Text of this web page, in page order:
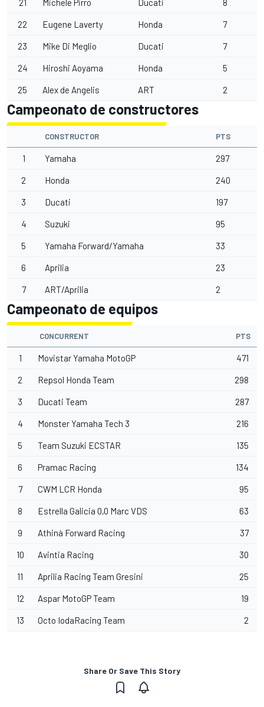
21 Michele Pirro Ducati 8
22 Eugene Laverty Honda 7
23 Mike Di Meglio Ducati 7
24 Hiroshi Aoyama Honda 5
25 Alex de Angelis ART 2
Campeonato de constructores
CONSTRUCTOR PTS
1 Yamaha 297
2 Honda 240
3 Ducati 197
4 Suzuki 95
5 Yamaha Forward/Yamaha 33
6 Aprilia 23
7 ART/Aprilia 2
Campeonato de equipos
CONCURRENT PTS
1 Movistar Yamaha MotoGP 471
2 Repsol Honda Team 298
3 Ducati Team 287
4 Monster Yamaha Tech 3 216
5 Team Suzuki ECSTAR 135
6 Pramac Racing 134
7 CWM LCR Honda 95
8 Estrella Galicia 0,0 Marc VDS 63
9 Athinà Forward Racing 37
10 Avintia Racing 30
11 Aprilia Racing Team Gresini 25
12 Aspar MotoGP Team 19
13 Octo IodaRacing Team 2
Share Or Save This Story